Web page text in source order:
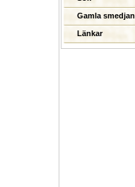
Gamla smedjan
Länkar